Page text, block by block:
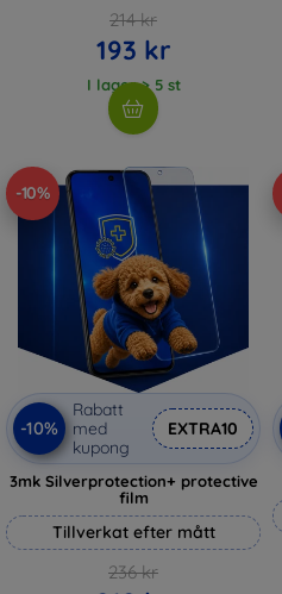
214 kr
193 kr
I lager > 5 st
-10%
-10%
Rabatt
med
kupong
EXTRA10
3mk Silverprotection+ protective
film
Tillverkat efter mått
236 kr